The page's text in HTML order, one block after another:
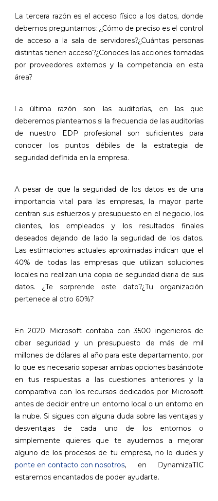
La tercera razón es el acceso físico a los datos, donde
debemos preguntarnos: ¿Cómo de preciso es el control
de acceso a la sala de servidores?¿Cuántas personas
distintas tienen acceso?¿Conoces las acciones tomadas
por proveedores externos y la competencia en esta
área?
La última razón son las auditorías, en las que
deberemos plantearnos si la frecuencia de las auditorías
de nuestro EDP profesional son suficientes para
conocer los puntos débiles de la estrategia de
seguridad definida en la empresa.
A pesar de que la seguridad de los datos es de una
importancia vital para las empresas, la mayor parte
centran sus esfuerzos y presupuesto en el negocio, los
clientes, los empleados y los resultados finales
deseados dejando de lado la seguridad de los datos.
Las estimaciones actuales aproximadas indican que el
40% de todas las empresas que utilizan soluciones
locales no realizan una copia de seguridad diaria de sus
datos. ¿Te sorprende este dato?¿Tu organización
pertenece al otro 60%?
En 2020 Microsoft contaba con 3500 ingenieros de
ciber seguridad y un presupuesto de más de mil
millones de dólares al año para este departamento, por
lo que es necesario sopesar ambas opciones basándote
en tus respuestas a las cuestiones anteriores y la
comparativa con los recursos dedicados por Microsoft
antes de decidir entre un entorno local o un entorno en
la nube. Si sigues con alguna duda sobre las ventajas y
desventajas de cada uno de los entornos o
simplemente quieres que te ayudemos a mejorar
alguno de los procesos de tu empresa, no lo dudes y
ponte en contacto con nosotros, en DynamizaTIC
estaremos encantados de poder ayudarte.